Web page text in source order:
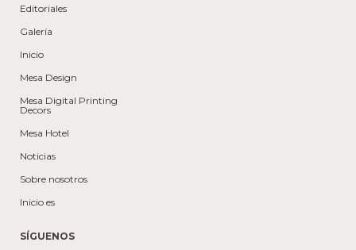
Editoriales
Galería
Inicio
Mesa Design
Mesa Digital Printing
Decors
Mesa Hotel
Noticias
Sobre nosotros
Inicio es
SÍGUENOS